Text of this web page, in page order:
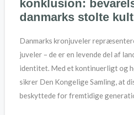
konklusion:
danmarks stolte
Danmarks kronjuveler
juveler – de er en levende del af
identitet. Med et kontinuerligt og
sikrer Den Kongelige Samling, at
beskyttede for fremtidige